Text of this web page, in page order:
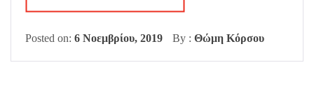
Posted on: 6 Νοεμβρίου, 2019 By : Θώμη Κόρσου